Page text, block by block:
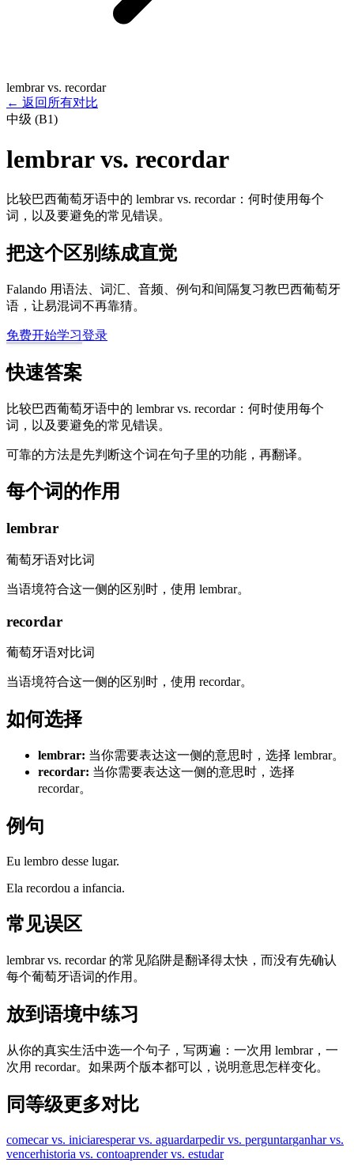
lembrar vs. recordar
← 返回所有对比
中级 (B1)
lembrar vs. recordar
比较巴西葡萄牙语中的 lembrar vs. recordar：何时使用每个
词，以及要避免的常见错误。
把这个区别练成直觉
Falando 用语法、词汇、音频、例句和间隔复习教巴西葡萄牙
语，让易混词不再靠猜。
免费开始学习登录
快速答案
比较巴西葡萄牙语中的 lembrar vs. recordar：何时使用每个
词，以及要避免的常见错误。
可靠的方法是先判断这个词在句子里的功能，再翻译。
每个词的作用
lembrar
葡萄牙语对比词
当语境符合这一侧的区别时，使用 lembrar。
recordar
葡萄牙语对比词
当语境符合这一侧的区别时，使用 recordar。
如何选择
lembrar: 当你需要表达这一侧的意思时，选择 lembrar。
recordar: 当你需要表达这一侧的意思时，选择
recordar。
例句
Eu lembro desse lugar.
Ela recordou a infancia.
常见误区
lembrar vs. recordar 的常见陷阱是翻译得太快，而没有先确认
每个葡萄牙语词的作用。
放到语境中练习
从你的真实生活中选一个句子，写两遍：一次用 lembrar，一
次用 recordar。如果两个版本都可以，说明意思怎样变化。
同等级更多对比
comecar vs. iniciaresperar vs. aguardarpedir vs. perguntarganhar vs.
vencerhistoria vs. contoaprender vs. estudar